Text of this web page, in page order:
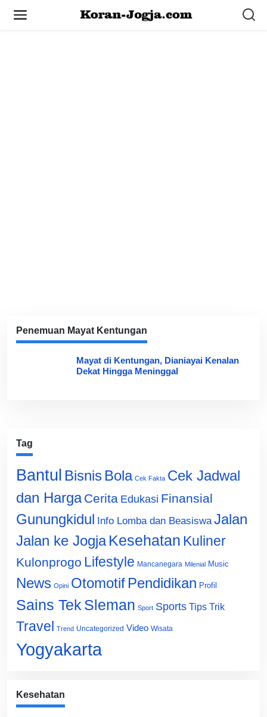
Penemuan Mayat Kentungan
Mayat di Kentungan, Dianiayai Kenalan
Dekat Hingga Meninggal
Tag
Bantul Bisnis Bola Cek Fakta Cek Jadwal
dan Harga Cerita Edukasi Finansial
Gunungkidul Info Lomba dan Beasiswa Jalan
Jalan ke Jogja Kesehatan Kuliner
Kulonprogo Lifestyle Mancanegara Milenial Music
News Opini Otomotif Pendidikan Profil
Sains Tek Sleman Sport Sports Tips Trik
Travel Trend Uncategorized Video Wisata
Yogyakarta
Kesehatan